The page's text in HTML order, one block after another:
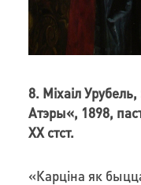
8. Міхаіл
Атэры«, 1898,
XX стст.
«Карціна як